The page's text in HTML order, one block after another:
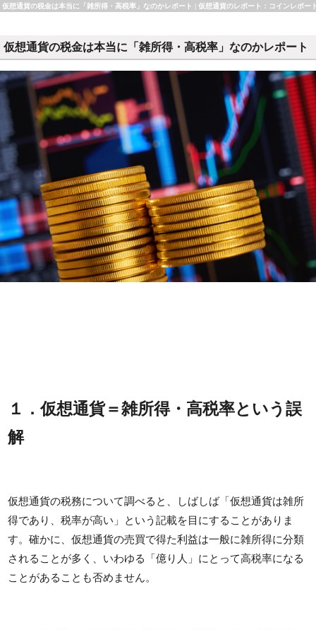
仮想通貨の税金は本当に「雑所得・高税率」なのかレポート | 仮想通貨のレポート：コインレポー
仮想通貨の税金は本当に「雑所得・高税率」なのかレポート
１．仮想通貨＝雑所得・高税率という誤
解
仮想通貨の税務について調べると、しばしば「仮想通貨は雑所
得であり、税率が高い」という記載を目にすることがありま
す。確かに、仮想通貨の売買で得た利益は一般に雑所得に分類
されることが多く、いわゆる「億り人」にとって高税率になる
ことがあることも否めません。